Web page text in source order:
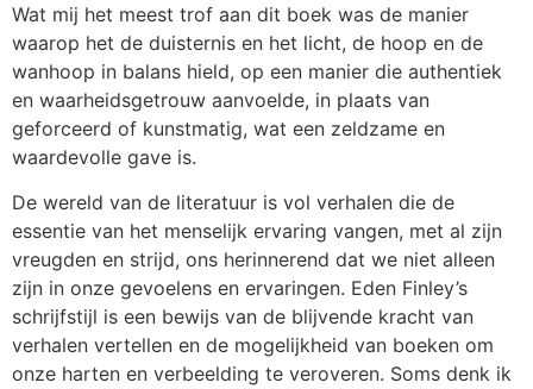
Wat mij het meest trof aan dit boek was de manier
waarop het de duisternis en het licht, de hoop en de
wanhoop in balans hield, op een manier die authentiek
en waarheidsgetrouw aanvoelde, in plaats van
geforceerd of kunstmatig, wat een zeldzame en
waardevolle gave is.
De wereld van de literatuur is vol verhalen die de
essentie van het menselijk ervaring vangen, met al zijn
vreugden en strijd, ons herinnerend dat we niet alleen
zijn in onze gevoelens en ervaringen. Eden Finley’s
schrijfstijl is een bewijs van de blijvende kracht van
verhalen vertellen en de mogelijkheid van boeken om
onze harten en verbeelding te veroveren. Soms denk ik